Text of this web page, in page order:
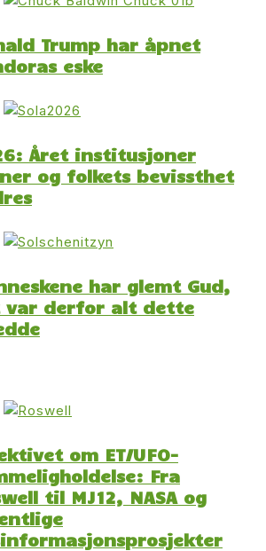
Trump har åpnet
eske
Året institusjoner
og folkets bevissthet
har glemt Gud,
var derfor alt dette
om ET/UFO-
Fra
til MJ12, NASA og